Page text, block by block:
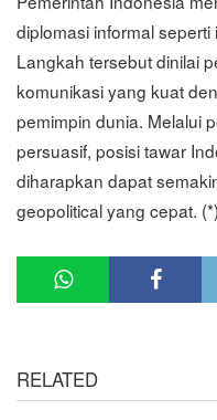
diplomasi informal
Langkah tersebut dinilai
komunikasi yang kuat
pemimpin dunia. Melalui
persuasif, posisi tawar
diharapkan dapat
geopolitical yang cepat. (*)
RELATED